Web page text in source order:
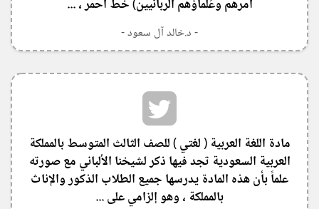
أمرهم وعُلماؤهم الربانيين) خط أحمر ، ...
- د.خالد آل سعود -
‏مادة اللغة العربية ( لغتي ) للصف الثالث المتوسط ‎بالمملكة
العربية السعودية تجد فيها ذكر لشيخنا الألباني مع صورته
علماً بأن هذه المادة يدرسها جميع الطلاب الذكور والإناث
بالمملكة ، وهو إلزامي على ...